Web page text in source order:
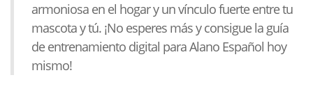
armoniosa en el hogar y un vínculo fuerte entre tu
mascota y tú. ¡No esperes más y consigue la guía
de entrenamiento digital para Alano Español hoy
mismo!